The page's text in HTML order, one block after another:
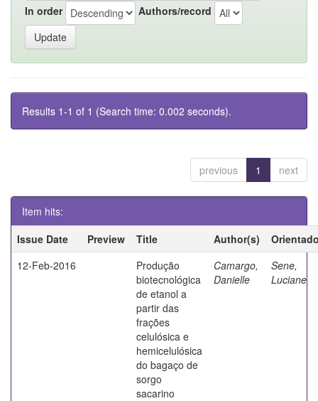
In order Authors/record
Results 1-1 of 1 (Search time: 0.002 seconds).
previous 1 next
Item hits:
Issue Date
Preview Title Author(s)
12-Feb-2016
Produção
biotecnológica
de etanol a
partir das
frações
celulósica e
hemicelulósica
do bagaço de
sorgo
sacarino
Camargo,
Danielle
Sene,
Luciane